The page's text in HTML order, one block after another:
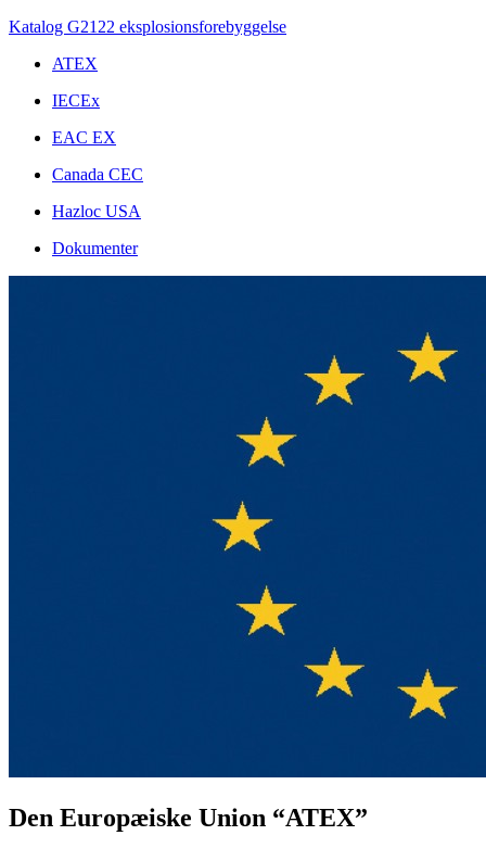
Katalog G2122 eksplosionsforebyggelse
ATEX
IECEx
EAC EX
Canada CEC
Hazloc USA
Dokumenter
Den Europæiske Union “ATEX”